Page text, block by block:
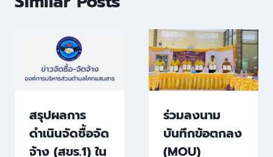
สรุปผลการ
ดำเนินจัดซื้อจัด
จ้าง (สขร.1) ใน
ร่วมลงนาม
บันทึกข้อตกลง
(MOU)